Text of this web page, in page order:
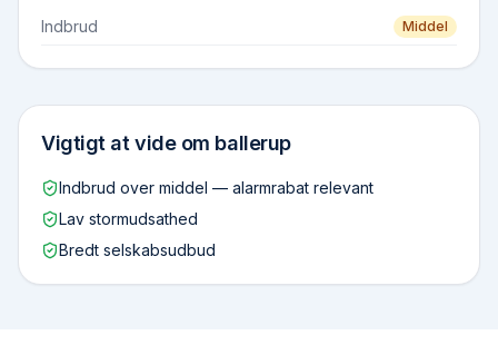
Indbrud Middel
Vigtigt at vide om ballerup
Indbrud over middel — alarmrabat relevant
Lav stormudsathed
Bredt selskabsudbud